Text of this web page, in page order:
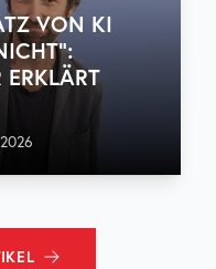
VON KI